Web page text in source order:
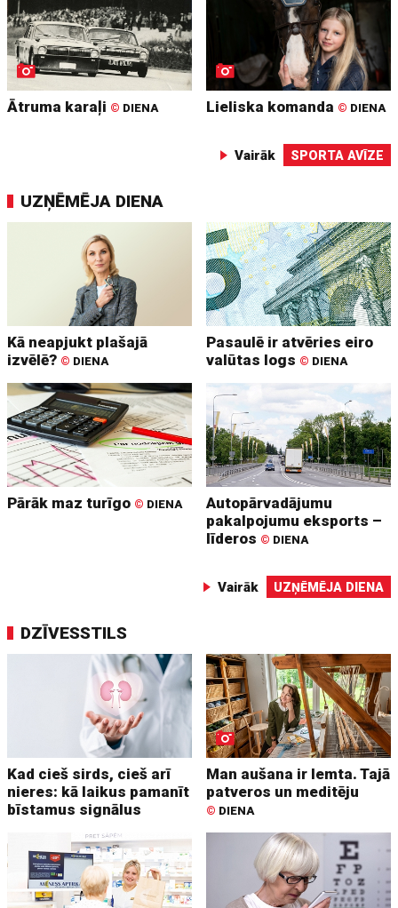
Ātruma karaļi © DIENA Lieliska komanda © DIENA
Vairāk SPORTA AVĪZE
UZŅĒMĒJA DIENA
Kā neapjukt plašajā
izvēlē? © DIENA
Pasaulē ir atvēries eiro
valūtas logs © DIENA
Pārāk maz turīgo © DIENA
Autopārvadājumu
pakalpojumu eksports –
līderos © DIENA
Vairāk UZŅĒMĒJA DIENA
DZĪVESSTILS
Kad cieš sirds, cieš arī
nieres: kā laikus pamanīt
bīstamus signālus
Man aušana ir lemta. Tajā
patveros un meditēju
© DIENA